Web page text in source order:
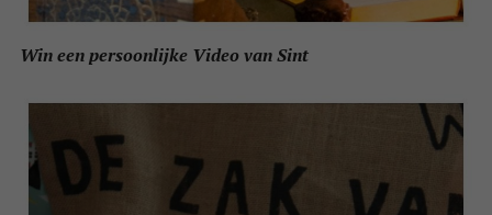
Win een persoonlijke Video van Sint